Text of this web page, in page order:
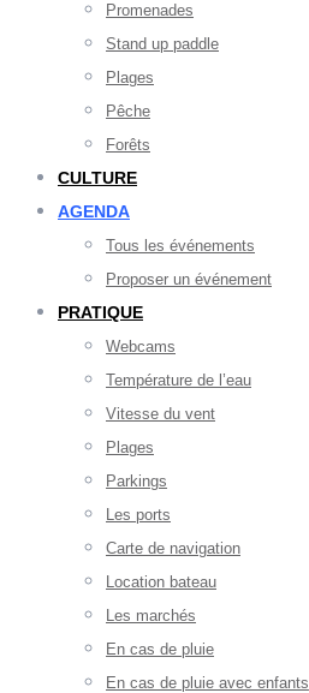
Promenades
Stand up paddle
Plages
Pêche
Forêts
CULTURE
AGENDA
Tous les événements
Proposer un événement
PRATIQUE
Webcams
Température de l’eau
Vitesse du vent
Plages
Parkings
Les ports
Carte de navigation
Location bateau
Les marchés
En cas de pluie
En cas de pluie avec enfants